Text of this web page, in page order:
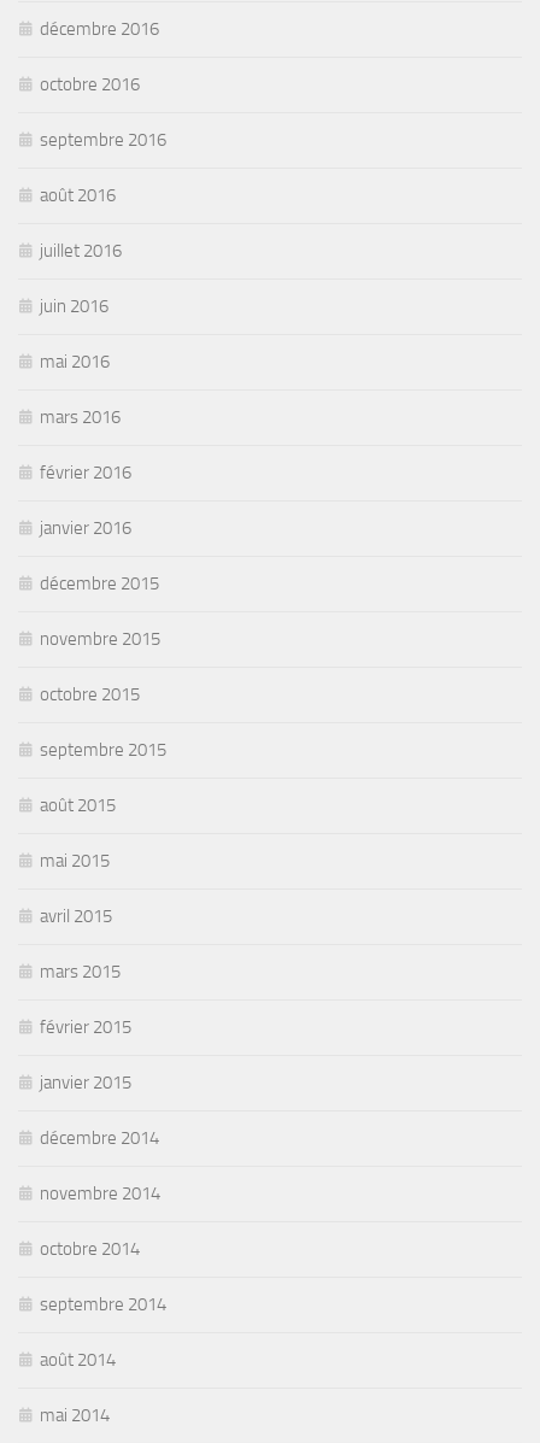
décembre 2016
octobre 2016
septembre 2016
août 2016
juillet 2016
juin 2016
mai 2016
mars 2016
février 2016
janvier 2016
décembre 2015
novembre 2015
octobre 2015
septembre 2015
août 2015
mai 2015
avril 2015
mars 2015
février 2015
janvier 2015
décembre 2014
novembre 2014
octobre 2014
septembre 2014
août 2014
mai 2014